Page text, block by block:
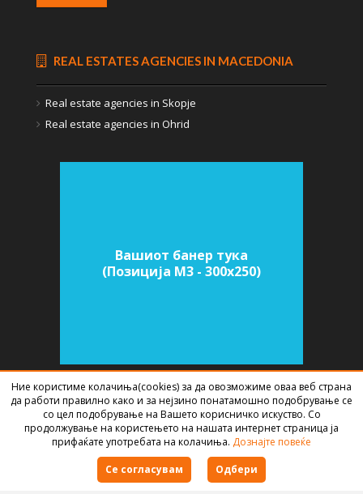
REAL ESTATES AGENCIES IN MACEDONIA
Real estate agencies in Skopje
Real estate agencies in Ohrid
Вашиот банер тука
(Позиција M3 - 300х250)
SOFTWARE FOR REAL ESTATE AGENCIES
BEST NET STUDIO
2026
Terms of use
Ние користиме колачиња(cookies) за да овозможиме оваа веб страна
да работи правилно како и за нејзино понатамошно подобрување се
со цел подобрување на Вашето корисничко искуство. Со
продолжување на користењето на нашата интернет страница ја
прифаќате употребата на колачиња. Дознајте повеќе
Се согласувам
Одбери